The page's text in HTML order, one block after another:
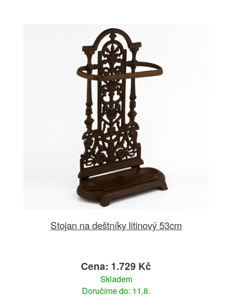
Stojan na deštníky litinový 53cm
Cena: 1.729 Kč
Skladem
Doručíme do: 11.8.